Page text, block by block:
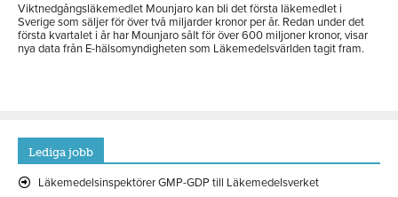
Viktnedgångsläkemedlet Mounjaro kan bli det första läkemedlet i
Sverige som säljer för över två miljarder kronor per år. Redan under det
första kvartalet i år har Mounjaro sålt för över 600 miljoner kronor, visar
nya data från E-hälsomyndigheten som Läkemedelsvärlden tagit fram.
Lediga jobb
Läkemedelsinspektörer GMP-GDP till Läkemedelsverket